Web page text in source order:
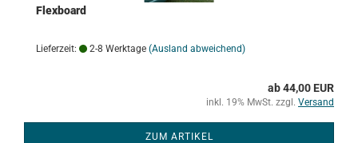
Flexboard
Lieferzeit: 2-8 Werktage (Ausland abweichend)
ab 44,00 EUR
inkl. 19% MwSt. zzgl. Versand
ZUM ARTIKEL